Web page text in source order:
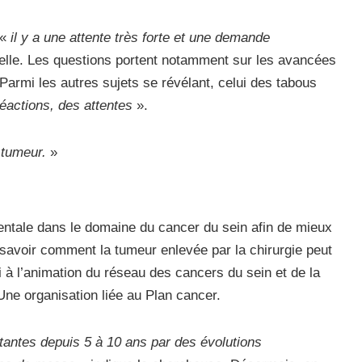
il y a une attente très forte et une demande
Les questions portent notamment sur les avancées
les autres sujets se révélant, celui des tabous
des attentes ».
»
dans le domaine du cancer du sein afin de mieux
comment la tumeur enlevée par la chirurgie peut
l’animation du réseau des cancers du sein et de la
organisation liée au Plan cancer.
depuis 5 à 10 ans par des évolutions